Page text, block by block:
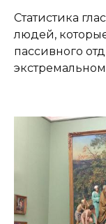
Статистика
людей, которые
пассивного